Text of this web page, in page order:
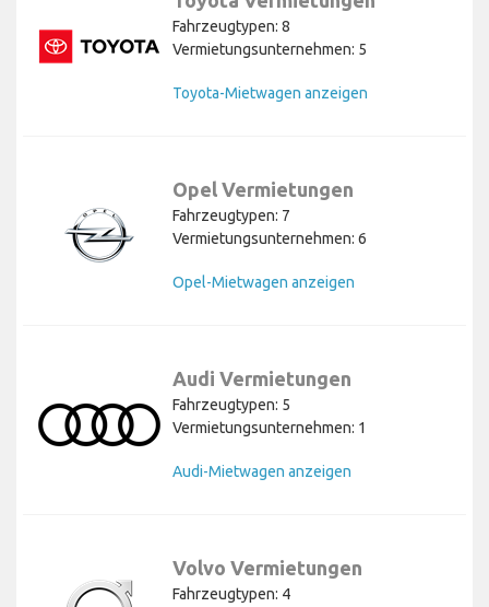
Fahrzeugtypen: 8
Vermietungsunternehmen: 5
Toyota-Mietwagen anzeigen
Opel Vermietungen
Fahrzeugtypen: 7
Vermietungsunternehmen: 6
Opel-Mietwagen anzeigen
Audi Vermietungen
Fahrzeugtypen: 5
Vermietungsunternehmen: 1
Audi-Mietwagen anzeigen
Volvo Vermietungen
Fahrzeugtypen: 4